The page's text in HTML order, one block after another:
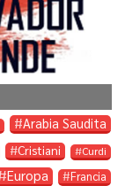
Arabia Saudita
Cristiani Curdi
Europa Francia